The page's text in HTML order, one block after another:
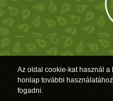
Az oldal cookie-kat használ a
honlap további
fogadni.